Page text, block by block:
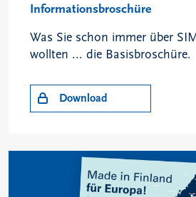
Informationsbroschüre
Was Sie schon immer über
wollten ... die Basisbroschüre.
Download